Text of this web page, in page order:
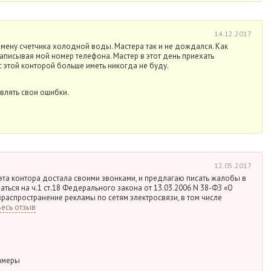
14.12.2017
счетчика холодной воды. Мастера так и не дождался. Как
мой номер телефона. Мастер в этот день приехать
этой конторой больше иметь никогда не буду.
свои ошибки.
12.05.2017
контора достала своими звонками, и предлагаю писать жалобы в
на ч.1 ст.18 Федерального закона от 13.03.2006 N 38-ФЗ «О
рекламы по сетям электросвязи, в том числе
отзыв